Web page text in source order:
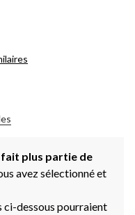
fait plus partie de
avez sélectionné et
ci-dessous pourraient